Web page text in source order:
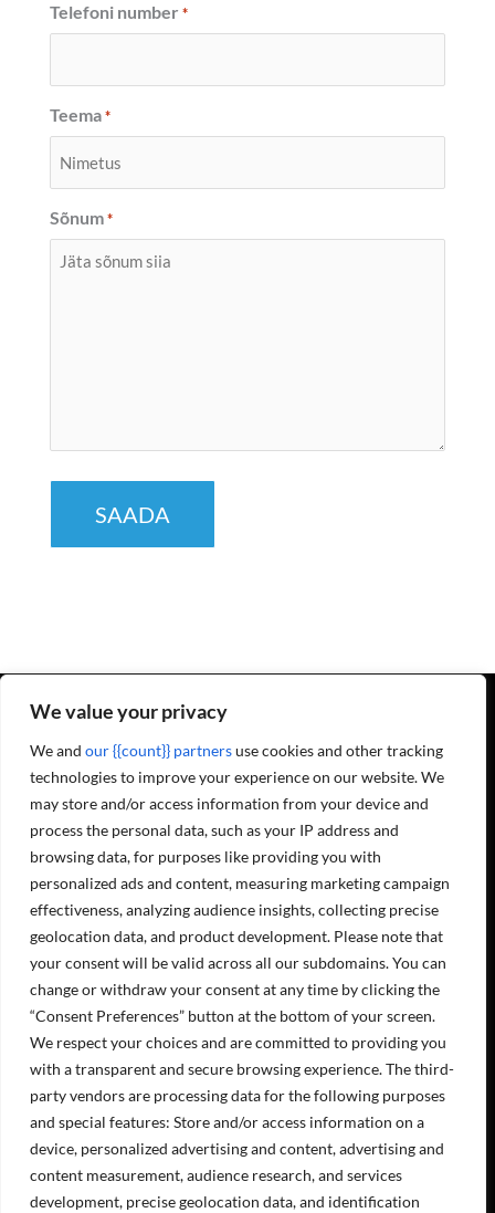
We value your privacy
We and our {{count}} partnersuse cookies and other tracking
technologies to improve your experience on our website. We
may store and/or access information from your device and
process the personal data, such as your IP address and
browsing data, for purposes like providing you with
personalized ads and content, measuring marketing campaign
effectiveness, analyzing audience insights, collecting precise
geolocation data, and product development. Please note that
your consent will be valid across all our subdomains. You can
change or withdraw your consent at any time by clicking the
“Consent Preferences” button at the bottom of your screen.
We respect your choices and are committed to providing you
with a transparent and secure browsing experience. The third-
party vendors are processing data for the following purposes
and special features: Store and/or access information on a
device, personalized advertising and content, advertising and
content measurement, audience research, and services
development, precise geolocation data, and identification
Telefoni number *
Teema *
Sõnum *
Projecta OY soomekeelsete sotsiaalmeedia kanalite lingid:
Masinad ja seadmed
Hooldusteenused
Meist
Kontaktandmed
Töökohad
Keskkonnakava
Registri ja andmekaitse põhimõtted
OLEME AVATUD
E-R 8:00-16.00